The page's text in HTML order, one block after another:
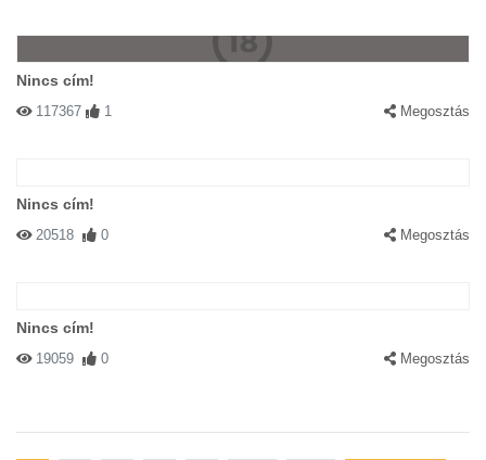
Nincs cím!
117367 1 Megosztás
Nincs cím!
20518 0 Megosztás
Nincs cím!
19059 0 Megosztás